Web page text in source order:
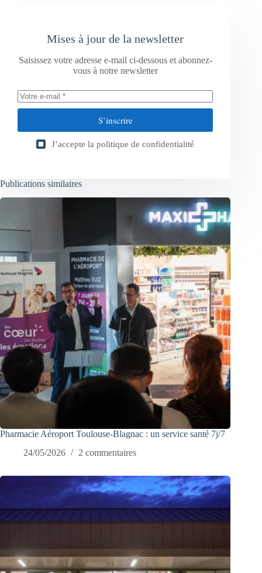
Mises à jour de la newsletter
Saisissez votre adresse e-mail ci-dessous et abonnez-
vous à notre newsletter
S’inscrire
J’accepte la politique de confidentialité
Publications similaires
Pharmacie Aéroport Toulouse-Blagnac : un service santé 7j/7
24/05/2026
2 commentaires